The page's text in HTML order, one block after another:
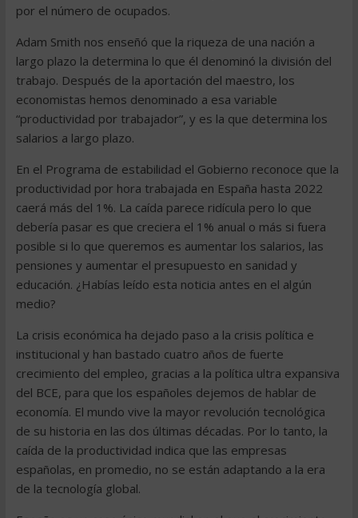
por el número de ocupados.
Adam Smith nos enseñó que la riqueza de una nación a
largo plazo la determina lo que él denominó la división del
trabajo. Después de la aportación del maestro, los
economistas hemos denominado a esa variable
“productividad por trabajador”, y es la que determina los
salarios a largo plazo.
En el Programa de estabilidad el Gobierno reconoce que la
productividad por hora trabajada en España hasta 2022
caerá más del 1%. La caída parece ridícula pero lo que
debería pasar es que creciera el 1% anual o más si fuera
posible si lo que queremos es aumentar los salarios, las
pensiones y aumentar el presupuesto en sanidad y
educación. ¿Habías leído esta noticia antes en el algún
medio?
La crisis económica ha dejado paso a la crisis política e
institucional y han bastado cuatro años de fuerte
crecimiento del empleo, gracias a la política ultra expansiva
del BCE, para que los españoles dejemos de hablar de
economía. El mundo vive la mayor revolución tecnológica
de su historia en las dos últimas décadas. Por lo tanto, la
caída de la productividad indica que las empresas
españolas, en promedio, no se están adaptando a la era
de la tecnología global.